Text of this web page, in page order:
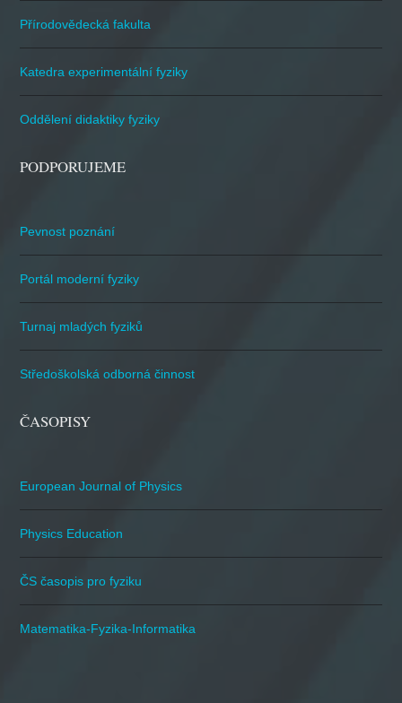
Přírodovědecká fakulta
Katedra experimentální fyziky
Oddělení didaktiky fyziky
PODPORUJEME
Pevnost poznání
Portál moderní fyziky
Turnaj mladých fyziků
Středoškolská odborná činnost
ČASOPISY
European Journal of Physics
Physics Education
ČS časopis pro fyziku
Matematika-Fyzika-Informatika